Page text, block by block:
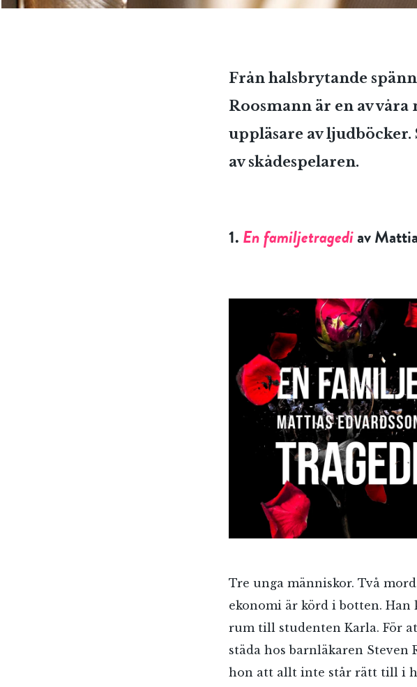
Från halsbrytande
Roosmann är en av
uppläsare av
av skådespelaren.
1.En familjetragediav
Tre unga människor. Två
ekonomi är körd i botten.
rum till studenten Karla. För
städa hos barnläkaren
hon att allt inte står rätt till i